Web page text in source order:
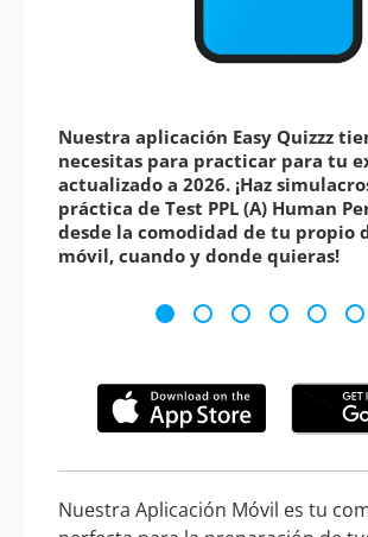
Nuestra aplicación Easy Quizzz
necesitas para practicar para tu
actualizado a 2026. ¡Haz
práctica de Test PPL (A) Human
desde la comodidad de tu propio
móvil, cuando y donde quieras!
Nuestra Aplicación Móvil es tu